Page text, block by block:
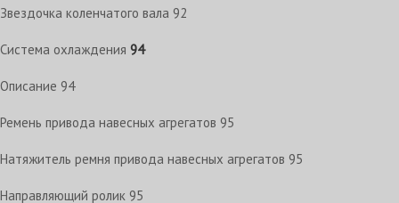
Звездочка коленчатого вала 92
Система охлаждения 94
Описание 94
Ремень привода навесных агрегатов 95
Натяжитель ремня привода навесных агрегатов 95
Направляющий ролик 95